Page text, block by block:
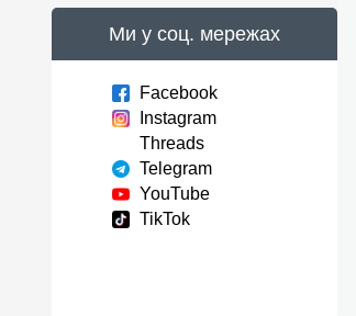
Ми у соц. мережах
Facebook
Instagram
Threads
Telegram
YouTube
TikTok